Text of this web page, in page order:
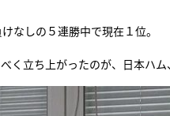
なしの５連勝中で現在１位。
く立ち上がったのが、日本ハ